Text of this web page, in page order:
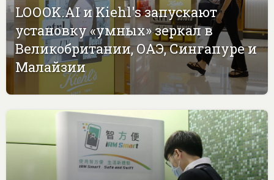
LOOOK.AI и Kiehl's запускают
установку «умных» зеркал в
Великобритании, ОАЭ, Сингапуре и
Малайзии